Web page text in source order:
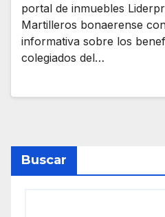
portal de inmuebles
Martilleros bonaerense
informativa sobre los
colegiados del…
Buscar